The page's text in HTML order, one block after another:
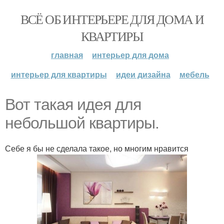
ВСЁ ОБ ИНТЕРЬЕРЕ ДЛЯ ДОМА И
КВАРТИРЫ
главная
интерьер для дома
интерьер для квартиры
идеи дизайна мебель
Вот такая идея для
небольшой квартиры.
Себе я бы не сделала такое, но многим нравится